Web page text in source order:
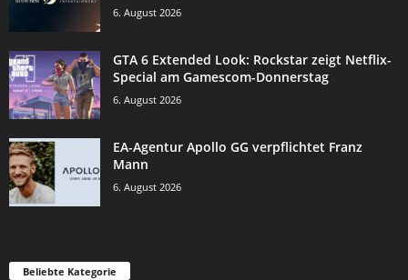
6. August 2026
GTA 6 Extended Look: Rockstar zeigt Netflix-
Special am Gamescom-Donnerstag
6. August 2026
EA-Agentur Apollo GG verpflichtet Franz
Mann
6. August 2026
Beliebte Kategorie